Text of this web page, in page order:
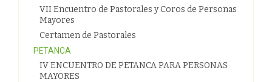
VII Encuentro de Pastorales y Coros de Personas
Mayores
Certamen de Pastorales
PETANCA
IV ENCUENTRO DE PETANCA PARA PERSONAS
MAYORES